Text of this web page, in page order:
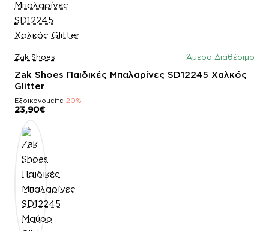
Zak Shoes Άμεσα Διαθέσιμο
Zak Shoes Παιδικές Μπαλαρίνες SD12245 Χαλκός
Glitter
Εξοικονομείτε-20%
23,90€